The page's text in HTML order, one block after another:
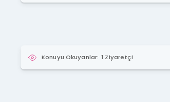
Konuyu Okuyanlar: 1 Ziyaretçi